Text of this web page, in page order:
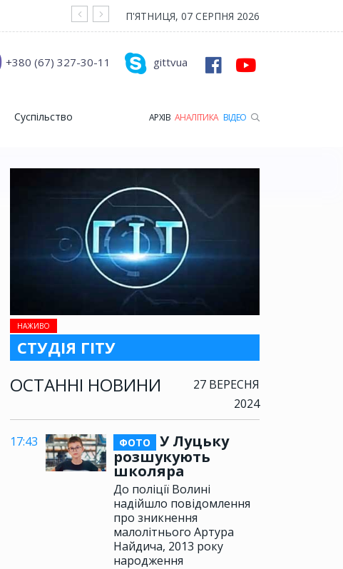
На війні загинув Герой з Рожищенської
П'ЯТНИЦЯ, 07 СЕРПНЯ 2026
gittvua
+380 (67) 327-30-11
Суспільство АРХІВ АНАЛІТИКА ВІДЕО
НАЖИВО
СТУДІЯ ГІТУ
ОСТАННІ НОВИНИ
27 ВЕРЕСНЯ
2024
17:43 ФОТО
У Луцьку
розшукують
школяра
До поліції Волині
надійшло повідомлення
про зникнення
малолітнього Артура
Найдича, 2013 року
народження